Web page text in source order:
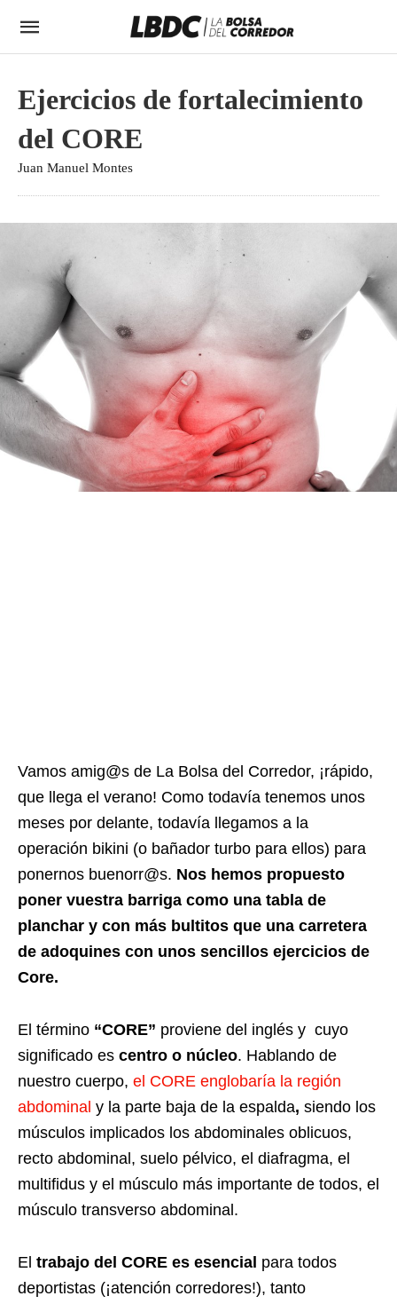
Ejercicios de fortalecimiento
del CORE
Juan Manuel Montes
Vamos amig@s de La Bolsa del Corredor, ¡rápido,
que llega el verano! Como todavía tenemos unos
meses por delante, todavía llegamos a la
operación bikini (o bañador turbo para ellos) para
ponernos buenorr@s. Nos hemos propuesto
poner vuestra barriga como una tabla de
planchar y con más bultitos que una carretera
de adoquines con unos sencillos ejercicios de
Core.
El término “CORE” proviene del inglés y cuyo
significado es centro o núcleo. Hablando de
nuestro cuerpo, el CORE englobaría la región
abdominal y la parte baja de la espalda, siendo los
músculos implicados los abdominales oblicuos,
recto abdominal, suelo pélvico, el diafragma, el
multifidus y el músculo más importante de todos, el
músculo transverso abdominal.
El trabajo del CORE es esencial para todos
deportistas (¡atención corredores!), tanto